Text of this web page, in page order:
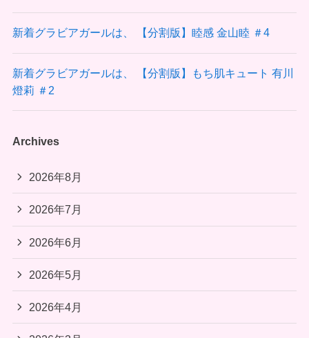
新着グラビアガールは、 【分割版】睦感 金山睦 ＃4
新着グラビアガールは、 【分割版】もち肌キュート 有川
燈莉 ＃2
Archives
2026年8月
2026年7月
2026年6月
2026年5月
2026年4月